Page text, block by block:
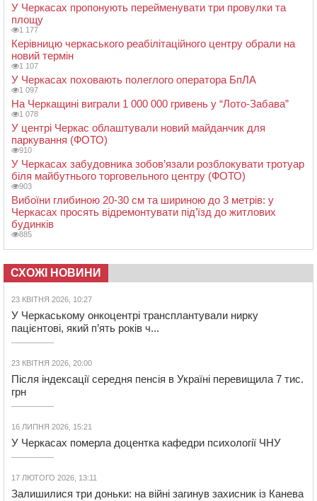
У Черкасах пропонують перейменувати три провулки та
площу
1 177
Керівницю черкаського реабілітаційного центру обрали на
новий термін
1 107
У Черкасах поховають полеглого оператора БпЛА
1 097
На Черкащині виграли 1 000 000 гривень у “Лото-Забава”
1 078
У центрі Черкас облаштували новий майданчик для
паркування (ФОТО)
910
У Черкасах забудовника зобов’язали розблокувати тротуар
біля майбутнього торговельного центру (ФОТО)
903
Вибоїни глибиною 20-30 см та шириною до 3 метрів: у
Черкасах просять відремонтувати під’їзд до житлових
будинків
885
СХОЖІ НОВИНИ
23 КВІТНЯ 2026, 10:27
У Черкаському онкоцентрі трансплантували нирку
пацієнтові, який п’ять років ч...
23 КВІТНЯ 2026, 20:00
Після індексації середня пенсія в Україні перевищила 7 тис.
грн
16 ЛИПНЯ 2026, 15:21
У Черкасах померла доцентка кафедри психології ЧНУ
17 ЛЮТОГО 2026, 13:11
Залишилися три доньки: на війні загинув захисник із Канева